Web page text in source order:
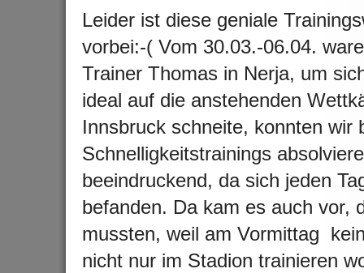
Leider ist diese geniale
vorbei:-( Vom 30.03.-06.04.
Trainer Thomas in Nerja, um
ideal auf die anstehenden
Innsbruck schneite, konnten
Schnelligkeitstrainings
beeindruckend, da sich jeden
befanden. Da kam es auch vor,
mussten, weil am Vormittag
nicht nur im Stadion trainieren